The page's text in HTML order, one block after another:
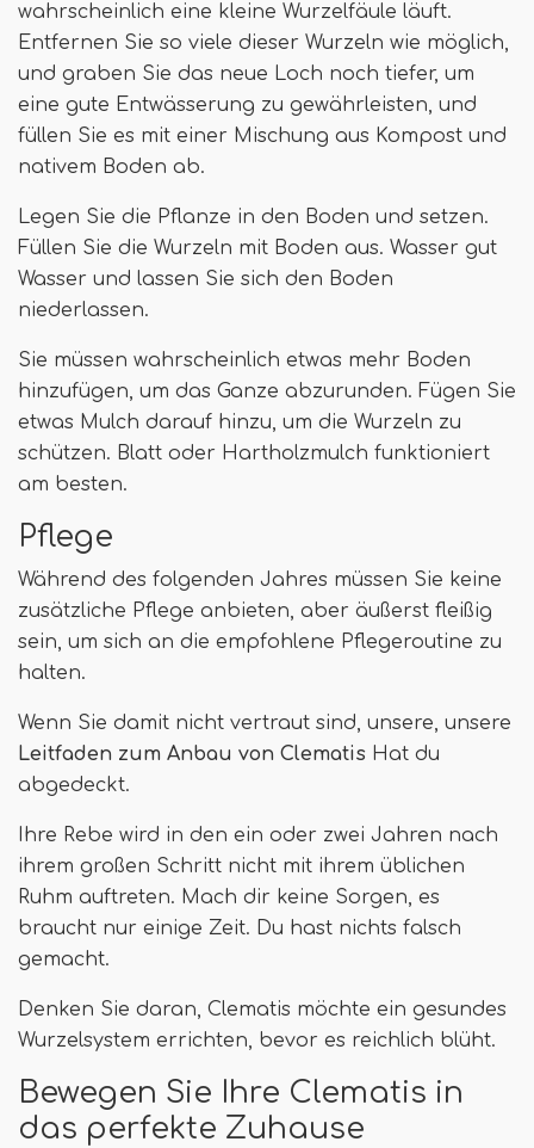
wahrscheinlich eine kleine Wurzelfäule läuft.
Entfernen Sie so viele dieser Wurzeln wie möglich,
und graben Sie das neue Loch noch tiefer, um
eine gute Entwässerung zu gewährleisten, und
füllen Sie es mit einer Mischung aus Kompost und
nativem Boden ab.
Legen Sie die Pflanze in den Boden und setzen.
Füllen Sie die Wurzeln mit Boden aus. Wasser gut
Wasser und lassen Sie sich den Boden
niederlassen.
Sie müssen wahrscheinlich etwas mehr Boden
hinzufügen, um das Ganze abzurunden. Fügen Sie
etwas Mulch darauf hinzu, um die Wurzeln zu
schützen. Blatt oder Hartholzmulch funktioniert
am besten.
Pflege
Während des folgenden Jahres müssen Sie keine
zusätzliche Pflege anbieten, aber äußerst fleißig
sein, um sich an die empfohlene Pflegeroutine zu
halten.
Wenn Sie damit nicht vertraut sind, unsere, unsere
Leitfaden zum Anbau von Clematis Hat du
abgedeckt.
Ihre Rebe wird in den ein oder zwei Jahren nach
ihrem großen Schritt nicht mit ihrem üblichen
Ruhm auftreten. Mach dir keine Sorgen, es
braucht nur einige Zeit. Du hast nichts falsch
gemacht.
Denken Sie daran, Clematis möchte ein gesundes
Wurzelsystem errichten, bevor es reichlich blüht.
Bewegen Sie Ihre Clematis in
das perfekte Zuhause